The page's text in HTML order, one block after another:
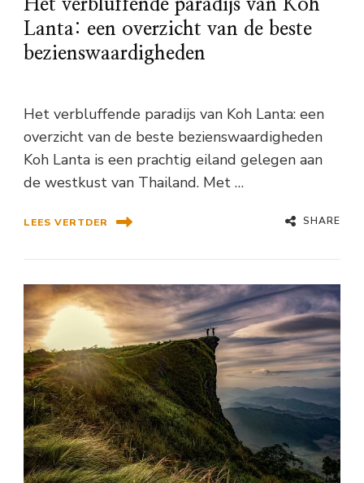
Het verbluffende paradijs van Koh
Lanta: een overzicht van de beste
bezienswaardigheden
Het verbluffende paradijs van Koh Lanta: een
overzicht van de beste bezienswaardigheden
Koh Lanta is een prachtig eiland gelegen aan
de westkust van Thailand. Met …
LEES VERTDER SHARE